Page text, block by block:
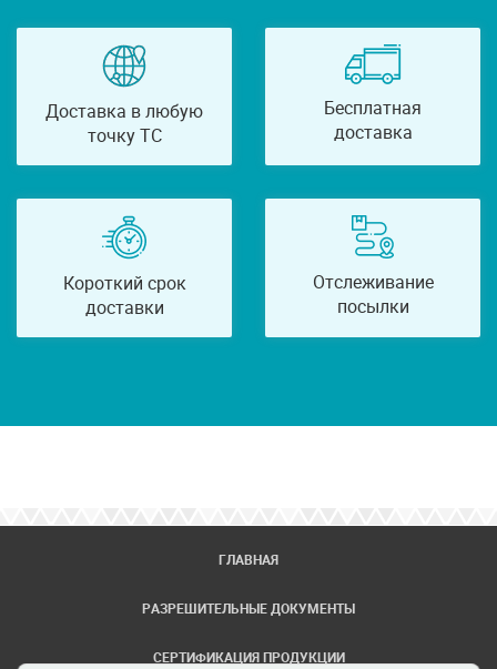
Доставка в любую
точку ТС
Бесплатная
доставка
Короткий срок
доставки
Отслеживание
посылки
ГЛАВНАЯ
РАЗРЕШИТЕЛЬНЫЕ ДОКУМЕНТЫ
СЕРТИФИКАЦИЯ ПРОДУКЦИИ